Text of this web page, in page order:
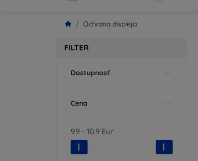
Ochrana displeja
FILTER
Dostupnosť
Cena
9.9 - 10.9 Eur